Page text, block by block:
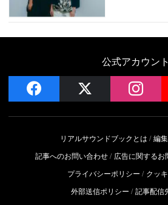
公式アカウント
facebook
リアルサウンドブックとは
編
記事へのお問い合わせ
広告に関するお
プライバシーポリシー
クッ
外部送信ポリシー
記事配信